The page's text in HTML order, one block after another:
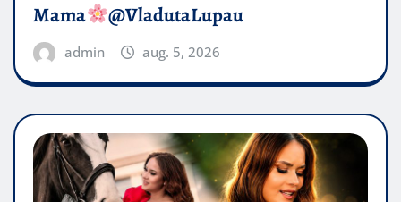
Mama @VladutaLupau
admin aug. 5, 2026